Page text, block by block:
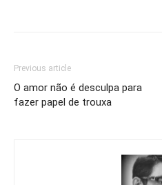
Previous article
O amor não é desculpa para
fazer papel de trouxa